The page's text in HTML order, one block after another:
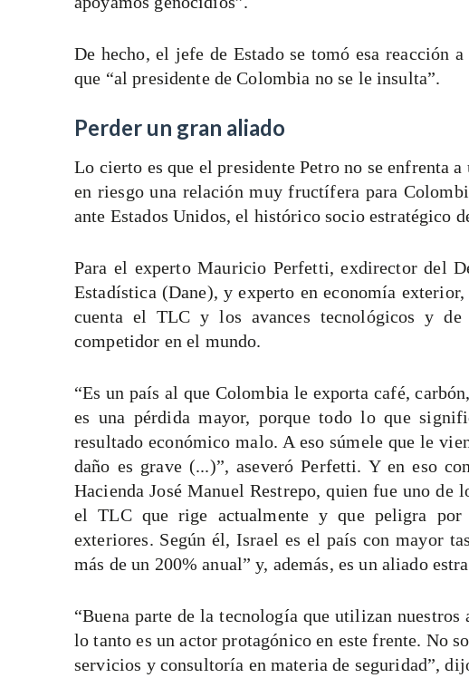
De hecho, el jefe de Estado se tomó esa reacción
que “al presidente de Colombia no se le insulta”.
Perder un gran aliado
Lo cierto es que el presidente Petro no se enfrenta
en riesgo una relación muy fructífera para
ante Estados Unidos, el histórico socio estratégico
Para el experto Mauricio Perfetti, exdirector del
Estadística (Dane), y experto en economía
cuenta el TLC y los avances tecnológicos y
competidor en el mundo.
“Es un país al que Colombia le exporta café,
es una pérdida mayor, porque todo lo que
resultado económico malo. A eso súmele que le
daño es grave (...)”, aseveró Perfetti. Y en eso
Hacienda José Manuel Restrepo, quien fue uno de
el TLC que rige actualmente y que peligra por
exteriores. Según él, Israel es el país con mayor
más de un 200% anual” y, además, es un aliado
“Buena parte de la tecnología que utilizan
lo tanto es un actor protagónico en este frente. No
servicios y consultoría en materia de seguridad”,